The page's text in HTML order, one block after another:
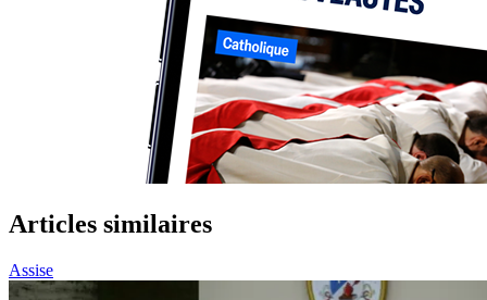
Articles similaires
Assise